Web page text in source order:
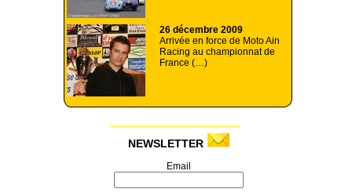
26 décembre 2009
Arrivée en force de Moto Ain
Racing au championnat de
France (…)
NEWSLETTER
Email